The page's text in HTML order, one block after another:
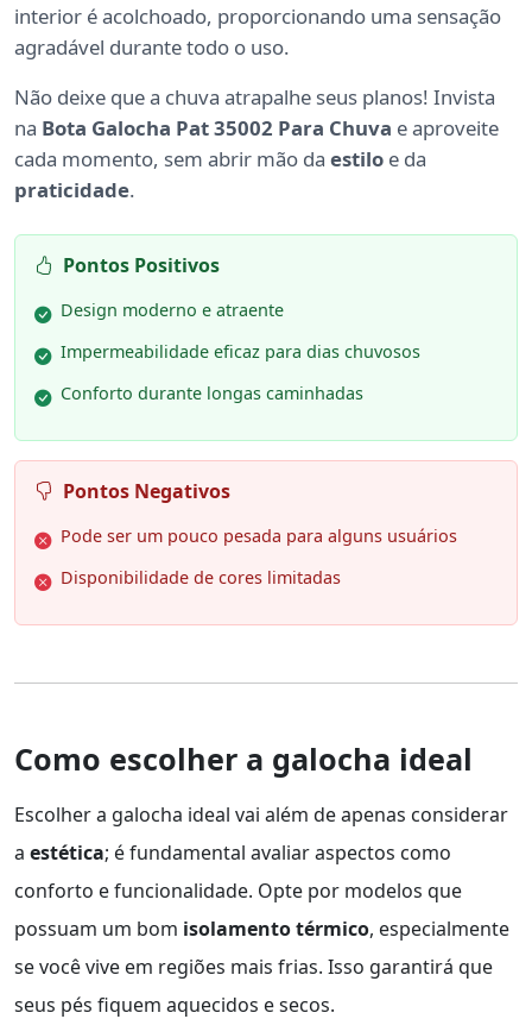
interior é acolchoado, proporcionando uma sensação
agradável durante todo o uso.
Não deixe que a chuva atrapalhe seus planos! Invista
na Bota Galocha Pat 35002 Para Chuva e aproveite
cada momento, sem abrir mão da estilo e da
praticidade.
Pontos Positivos
Design moderno e atraente
Impermeabilidade eficaz para dias chuvosos
Conforto durante longas caminhadas
Pontos Negativos
Pode ser um pouco pesada para alguns usuários
Disponibilidade de cores limitadas
Como escolher a galocha ideal
Escolher a galocha ideal vai além de apenas considerar
a estética; é fundamental avaliar aspectos como
conforto e funcionalidade. Opte por modelos que
possuam um bom isolamento térmico, especialmente
se você vive em regiões mais frias. Isso garantirá que
seus pés fiquem aquecidos e secos.